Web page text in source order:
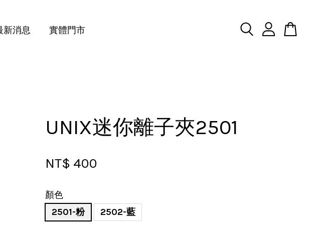
新消息 實體門市
UNIX迷你離子夾2501
NT$ 400
顏色
2501-粉
2502-藍